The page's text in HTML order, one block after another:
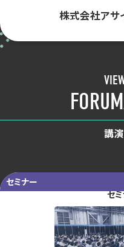
株式会社アサ
講
セミナー
セ